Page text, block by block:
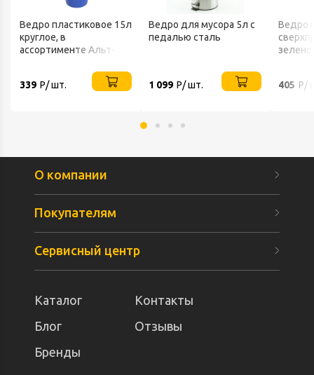
Ведро пластиковое 15л
круглое, в
ассортименте Альт-
339 Р/ шт.
Ведро для мусора 5л с
педалью сталь
1 099 Р/ шт.
Ведро
405 Р/
О компании
Покупателям
Сервисный центр
Каталог
Контакты
Блог
Отзывы
Бренды